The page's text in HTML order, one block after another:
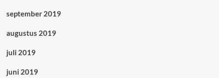
september 2019
augustus 2019
juli 2019
juni 2019